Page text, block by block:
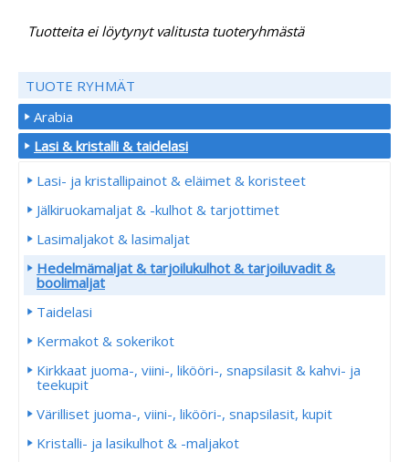
Tuotteita ei löytynyt valitusta tuoteryhmästä
TUOTE RYHMÄT
Arabia
Lasi & kristalli & taidelasi
Lasi- ja kristallipainot & eläimet & koristeet
Jälkiruokamaljat & -kulhot & tarjottimet
Lasimaljakot & lasimaljat
Hedelmämaljat & tarjoilukulhot & tarjoiluvadit &
boolimaljat
Taidelasi
Kermakot & sokerikot
Kirkkaat juoma-, viini-, likööri-, snapsilasit & kahvi- ja
teekupit
Värilliset juoma-, viini-, likööri-, snapsilasit, kupit
Kristalli- ja lasikulhot & -maljakot